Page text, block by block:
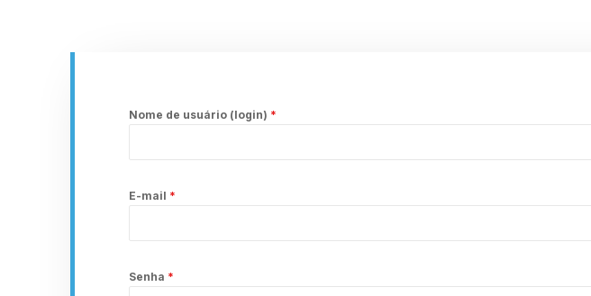
Nome de usuário (login) *
E-mail *
Senha *